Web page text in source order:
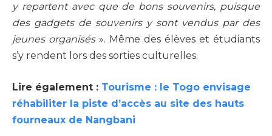
y repartent avec que de bons souvenirs, puisque
des gadgets de souvenirs y sont vendus par des
jeunes organisés ». Même des élèves et étudiants
s’y rendent lors des sorties culturelles.
Lire également : Tourisme : le Togo envisage
réhabiliter la piste d’accès au site des hauts
fourneaux de Nangbani